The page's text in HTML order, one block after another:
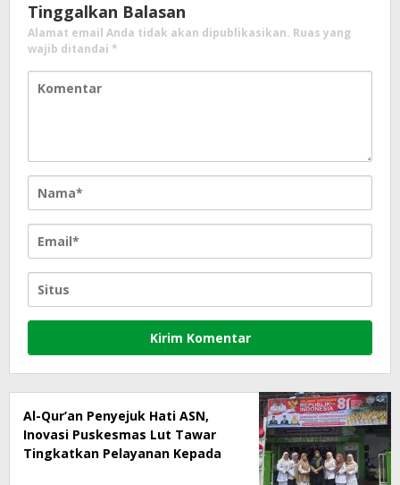
Tinggalkan Balasan
Alamat email Anda tidak akan dipublikasikan. Ruas yang
wajib ditandai *
Al-Qur’an Penyejuk Hati ASN,
Inovasi Puskesmas Lut Tawar
Tingkatkan Pelayanan Kepada